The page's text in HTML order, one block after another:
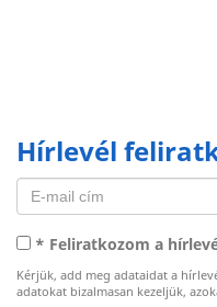
Hírlevél
* Feliratkozom a
Kérjük, add meg adataidat a
adatokat bizalmasan kezeljük,